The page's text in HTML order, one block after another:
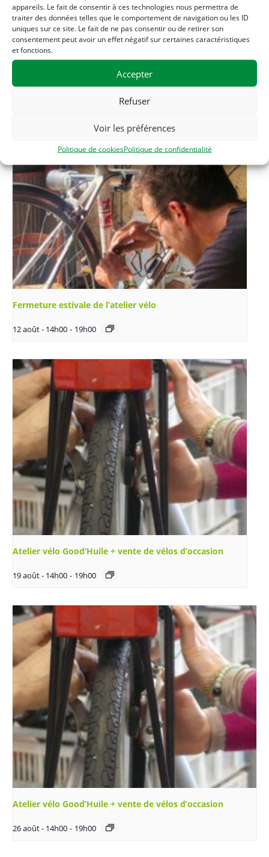
appareils. Le fait de consentir à ces technologies nous permettra de
traiter des données telles que le comportement de navigation ou les ID
uniques sur ce site. Le fait de ne pas consentir ou de retirer son
consentement peut avoir un effet négatif sur certaines caractéristiques
et fonctions.
Accepter
Refuser
Voir les préférences
Politique de cookiesPolitique de confidentialité
Téléphone
06 33 56 20 56
Related Évènements
Fermeture estivale de l’atelier vélo
12 août - 14h00 - 19h00
Atelier vélo Good’Huile + vente de vélos d’occasion
19 août - 14h00 - 19h00
Atelier vélo Good’Huile + vente de vélos d’occasion
26 août - 14h00 - 19h00